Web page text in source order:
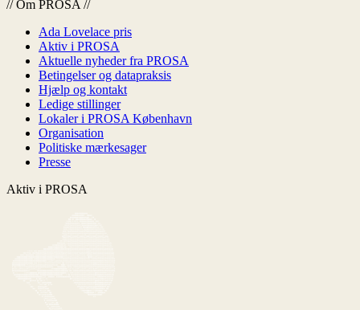
// Om PROSA //
Ada Lovelace pris
Aktiv i PROSA
Aktuelle nyheder fra PROSA
Betingelser og datapraksis
Hjælp og kontakt
Ledige stillinger
Lokaler i PROSA København
Organisation
Politiske mærkesager
Presse
Aktiv i PROSA